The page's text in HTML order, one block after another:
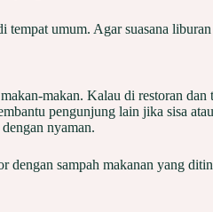
umum. Agar suasana
makan. Kalau di restoran
pengunjung lain jika sisa
nyaman.
sampah makanan yang